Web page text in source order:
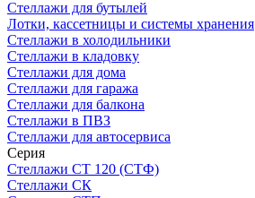
Стеллажи для бутылей
Лотки, кассетницы и системы хранения
Стеллажи в холодильники
Стеллажи в кладовку
Стеллажи для дома
Стеллажи для гаража
Стеллажи для балкона
Стеллажи в ПВЗ
Стеллажи для автосервиса
Серия
Стеллажи СТ 120 (СТФ)
Стеллажи СК